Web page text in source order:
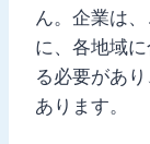
ん。企業は
に、各地域
る必要があ
あります。